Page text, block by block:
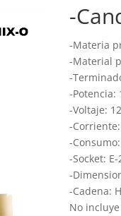
-
-Materia
-Material
-
-Potencia:
-Voltaje:
-
-
-Socket: E-
-
-Cadena:
No